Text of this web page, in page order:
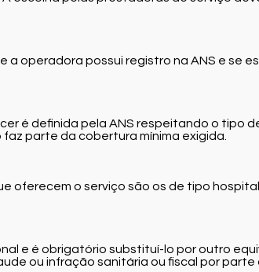
operadora possui registro na ANS e se
é definida pela ANS respeitando o tipo
parte da cobertura mínima exigida.
oferecem o serviço são os de tipo
e é obrigatório substituí-lo por outro
ou infração sanitária ou fiscal por